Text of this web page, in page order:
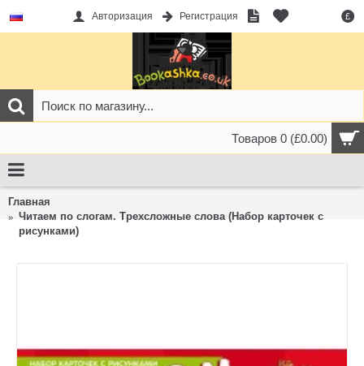
£
Авторизация Регистрация
Товаров 0 (£0.00)
Главная
Читаем по слогам. Трехсложные слова (Набор карточек с
рисунками)